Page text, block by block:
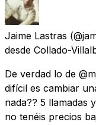
Jaime Lastras
desde Collado-
De verdad lo de
difícil es cambiar
nada?? 5
no tenéis precios